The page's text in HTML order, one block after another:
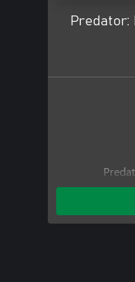
Predator:
Predator: